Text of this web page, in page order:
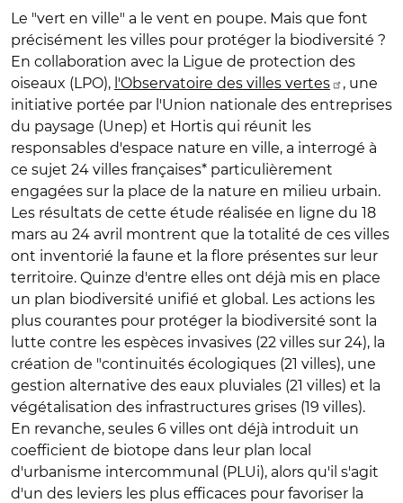
Le "vert en ville" a le vent en poupe. Mais que font
précisément les villes pour protéger la biodiversité ?
En collaboration avec la Ligue de protection des
oiseaux (LPO), l'Observatoire des villes vertes
, une
initiative portée par l'Union nationale des entreprises
du paysage (Unep) et Hortis qui réunit les
responsables d'espace nature en ville, a interrogé à
ce sujet 24 villes françaises* particulièrement
engagées sur la place de la nature en milieu urbain.
Les résultats de cette étude réalisée en ligne du 18
mars au 24 avril montrent que la totalité de ces villes
ont inventorié la faune et la flore présentes sur leur
territoire. Quinze d'entre elles ont déjà mis en place
un plan biodiversité unifié et global. Les actions les
plus courantes pour protéger la biodiversité sont la
lutte contre les espèces invasives (22 villes sur 24), la
création de "continuités écologiques (21 villes), une
gestion alternative des eaux pluviales (21 villes) et la
végétalisation des infrastructures grises (19 villes).
En revanche, seules 6 villes ont déjà introduit un
coefficient de biotope dans leur plan local
d'urbanisme intercommunal (PLUi), alors qu'il s'agit
d'un des leviers les plus efficaces pour favoriser la